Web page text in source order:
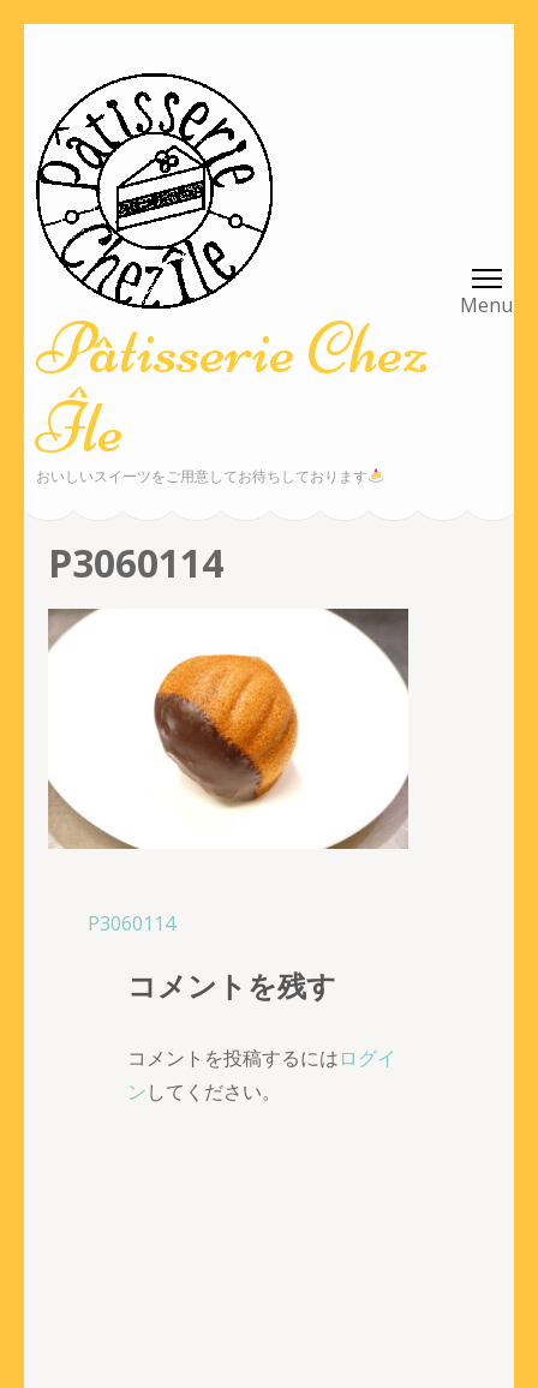
ツ
へ
(Enter
押
す)
Pâtisserie Chez
Île
おいしいスイーツをご用意してお待ちしております
P3060114
投
P3060114
コメントを残す
コメントを投稿するにはログイ
ンしてください。